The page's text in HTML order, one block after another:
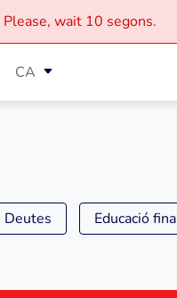
Please, wait 10 segons.
CA
Deutes Educació